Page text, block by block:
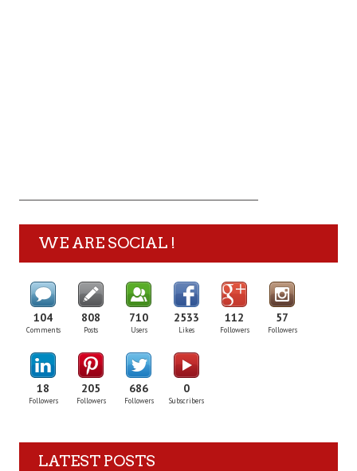
WE ARE SOCIAL !
104
Comments
808
Posts
710
Users
2533
Likes
112
Followers
57
Followers
18
Followers
205
Followers
686
Followers
0
Subscribers
LATEST POSTS